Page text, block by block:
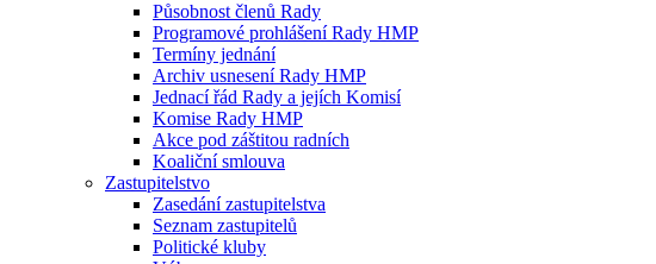
Působnost členů Rady
Programové prohlášení Rady HMP
Termíny jednání
Archiv usnesení Rady HMP
Jednací řád Rady a jejích Komisí
Komise Rady HMP
Akce pod záštitou radních
Koaliční smlouva
Zastupitelstvo
Zasedání zastupitelstva
Seznam zastupitelů
Politické kluby